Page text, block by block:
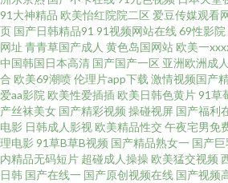
91 国产性福利 91she在线 一区二区不卡国产 一
色五月婷婷基地 色噜噜狠狠一二区三区 夜色邦
91vv视频福利社 午夜免费试看视频P 91综合亚洲
5 91每日大赛 大香蕉草伊人 91传媒视频在线观
91大神精品 欧美怡红院院二区 爱豆传媒观看
页 国产日韩精品91 91视频网站在线69性影院
网址 青青草国产成人 黄色岛国网站 欧美一
中国韩国日本高清 国产国产一区 亚洲欧洲成人
合 欧美69潮喷伦理片app下载 激情视频国产
爱aa影院 欧美性爱插插 欧美日韩色黄片91草
产丝袜美女 国产精彩视频 操碰视屏 国产福利
电影 日韩成人影视 欧美精品性交 午夜宅男免
理电影 91草B草B视频 国产精品熟女一 国产
内精品无码短片 超碰成人操操 欧美猛交视频
日韩 国产在线一 国产原创视频在线 国产视频